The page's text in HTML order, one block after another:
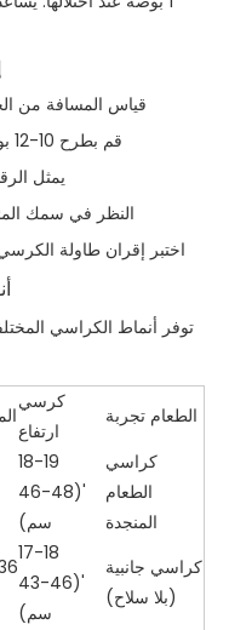
قياس المسافة من
قم بطرح 10-12 بوصة (الفجوة المثلى) من هذا القياس
يمثل
النظر في سمك
اختبر إقران طاولة
توفر أنماط الكراسي
الطعام تجربة
كرسي
ارتفاع
كراسي
الطعام
المنجدة
18-19
'(46-48
سم)
كراسي جانبية
(بلا سلاح)
17-18
'(43-46
سم)